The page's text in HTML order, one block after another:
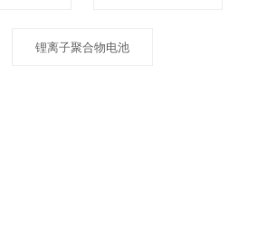
锂离子聚合物电池